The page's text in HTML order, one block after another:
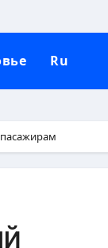
Ru